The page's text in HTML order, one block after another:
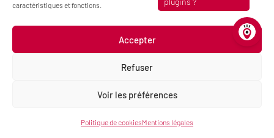
caractéristiques et fonctions.
Accepter
Refuser
Voir les préférences
Politique de cookiesMentions légales